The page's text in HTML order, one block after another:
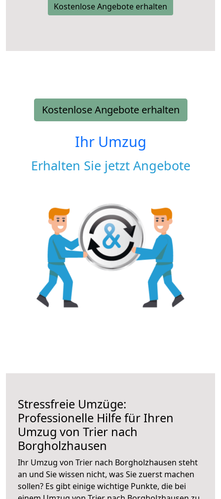
Kostenlose Angebote erhalten
Kostenlose Angebote erhalten
Ihr Umzug
Erhalten Sie jetzt Angebote
Stressfreie Umzüge:
Professionelle Hilfe für Ihren
Umzug von Trier nach
Borgholzhausen
Ihr Umzug von Trier nach Borgholzhausen steht
an und Sie wissen nicht, was Sie zuerst machen
sollen? Es gibt einige wichtige Punkte, die bei